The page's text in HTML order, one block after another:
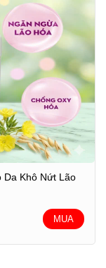
Da Khô Nứt Lão
MUA